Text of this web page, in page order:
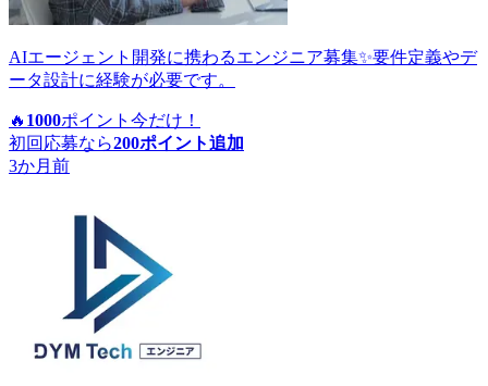
AIエージェント開発に携わるエンジニア募集✨要件定義やデ
ータ設計に経験が必要です。
🔥 1000ポイント 今だけ！
初回応募なら200ポイント追加
3か月前